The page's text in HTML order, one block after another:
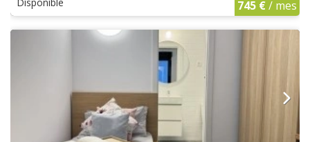
745 €/ mes